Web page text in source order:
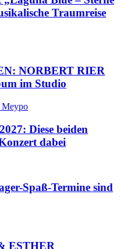
Traumreise
NORBERT RIER
im Studio
Diese beiden
dabei
Spaß-Termine sind
ESTHER